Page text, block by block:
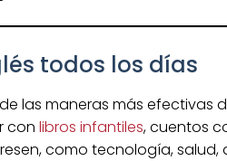
todos los días
las maneras más efectivas
con libros infantiles, cuentos
como tecnología,